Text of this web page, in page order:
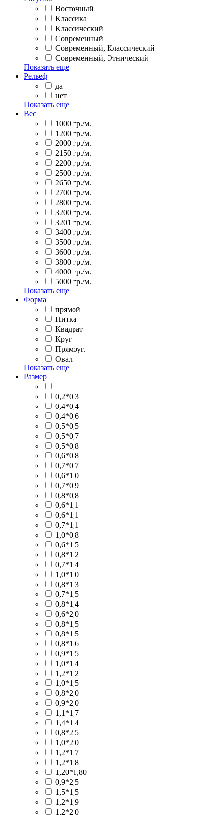
Восточный
Классика
Классический
Современный
Современный, Классический
Современный, Этнический
Показать еще
Рельеф
да
нет
Показать еще
Вес
1000 гр./м.
1200 гр./м.
2000 гр./м.
2150 гр./м.
2200 гр./м.
2500 гр./м.
2650 гр./м.
2700 гр./м.
2800 гр./м.
3200 гр./м.
3201 гр./м.
3400 гр./м.
3500 гр./м.
3600 гр./м.
3800 гр./м.
4000 гр./м.
5000 гр./м.
Показать еще
Форма
прямой
Нитка
Квадрат
Круг
Прямоуг.
Овал
Показать еще
Размер
0,2*0,3
0,4*0,4
0,4*0,6
0,5*0,5
0,5*0,7
0,5*0,8
0,6*0,8
0,7*0,7
0,6*1,0
0,7*0,9
0,8*0,8
0,6*1,1
0,6*1,1
0,7*1,1
1,0*0,8
0,6*1,5
0,8*1,2
0,7*1,4
1,0*1,0
0,8*1,3
0,7*1,5
0,8*1,4
0,6*2,0
0,8*1,5
0,8*1,5
0,8*1,6
0,9*1,5
1,0*1,4
1,2*1,2
1,0*1,5
0,8*2,0
0,9*2,0
1,1*1,7
1,4*1,4
0,8*2,5
1,0*2,0
1,2*1,7
1,2*1,8
1,20*1,80
0,9*2,5
1,5*1,5
1,2*1,9
1,2*2,0